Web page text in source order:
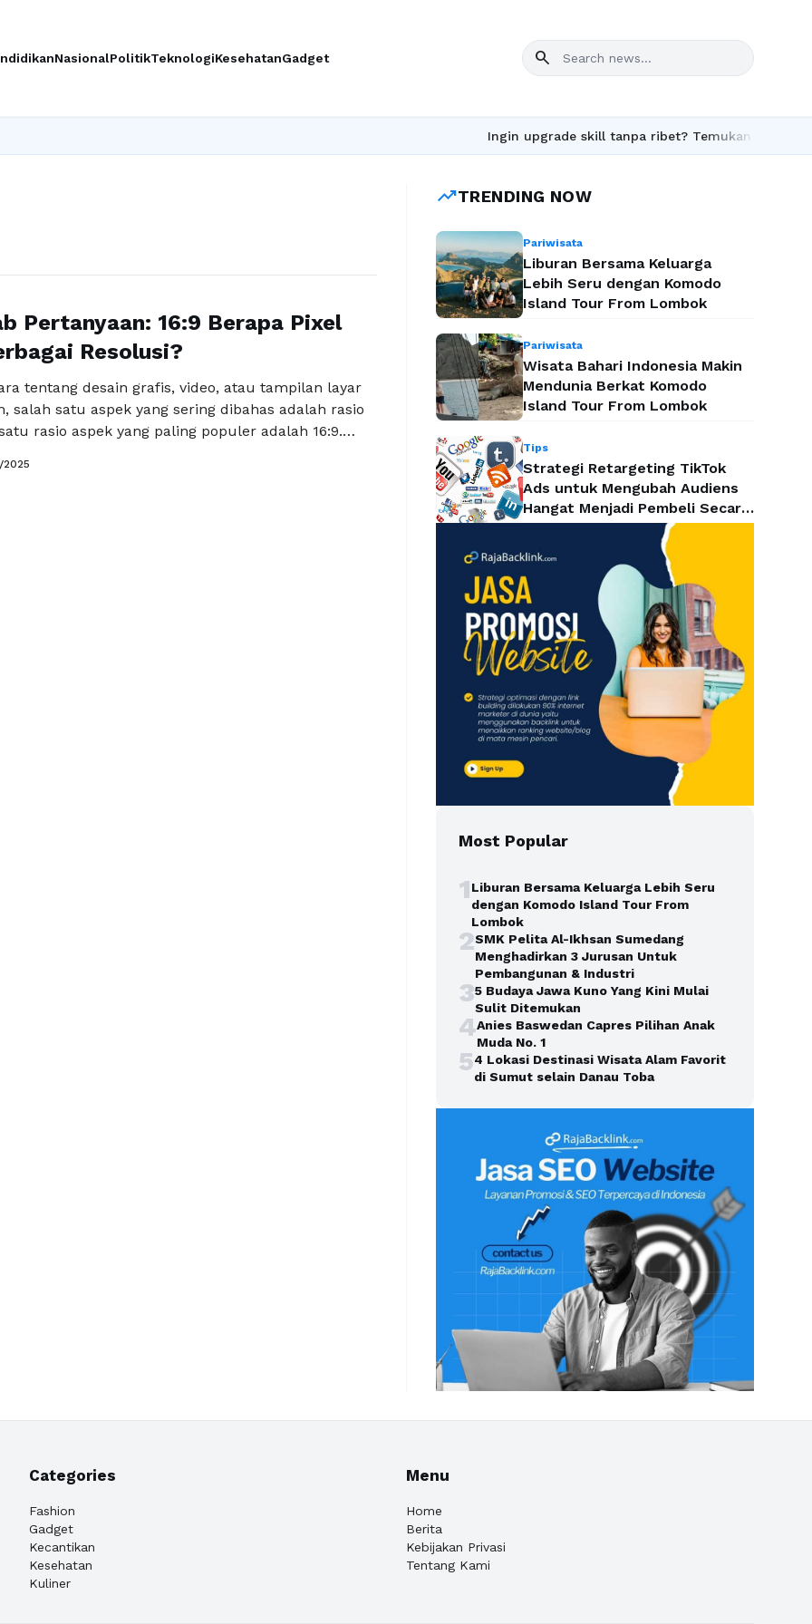
NasionalPolitikTeknologiKesehatanGadget search
Ingin upgrade skill tanpa ribet? Temukan kelas seru
Pertanyaan: 16:9 Berapa Pixel
Resolusi?
tentang desain grafis, video, atau tampilan layar
salah satu aspek yang sering dibahas adalah rasio
rasio aspek yang paling populer adalah 16:9.
Mari kita ulas beberapa resolusi penting
2025
trending_upTRENDING NOW
Pariwisata
Liburan Bersama Keluarga
Lebih Seru dengan Komodo
Island Tour From Lombok
Pariwisata
Wisata Bahari Indonesia Makin
Mendunia Berkat Komodo
Island Tour From Lombok
Tips
Strategi Retargeting TikTok
Ads untuk Mengubah Audiens
Hangat Menjadi Pembeli Secara
Efektif
Most Popular
1Liburan Bersama Keluarga Lebih Seru
dengan Komodo Island Tour From
Lombok
2SMK Pelita Al-Ikhsan Sumedang
Menghadirkan 3 Jurusan Untuk
Pembangunan & Industri
35 Budaya Jawa Kuno Yang Kini Mulai
Sulit Ditemukan
4Anies Baswedan Capres Pilihan Anak
Muda No. 1
54 Lokasi Destinasi Wisata Alam Favorit
di Sumut selain Danau Toba
Categories
Fashion
Gadget
Kecantikan
Kesehatan
Kuliner
Menu
Home
Berita
Kebijakan Privasi
Tentang Kami